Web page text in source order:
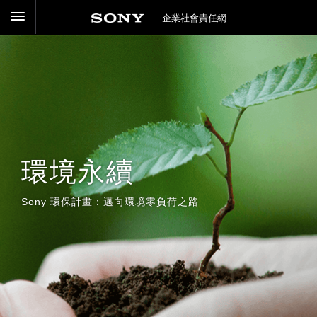
企業社會責任網
環境永續
Sony 環保計畫：邁向環境零負荷之路